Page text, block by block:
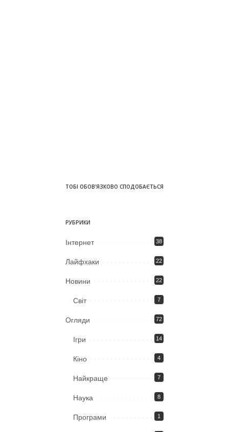
ТОБІ ОБОВ’ЯЗКОВО СПОДОБАЄТЬСЯ
РУБРИКИ
Iнтернет 38
Лайфхаки 22
Новини 22
Світ 7
Огляди 72
Ігри 14
Кіно 4
Найкраще 7
Наука 8
Програми 1